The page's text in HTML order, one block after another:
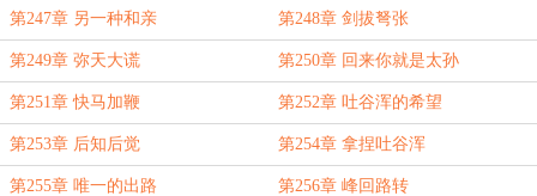
第247章 另一种和亲 第248章 剑拔弩张
第249章 弥天大谎 第250章 回来你就是太孙
第251章 快马加鞭 第252章 吐谷浑的希望
第253章 后知后觉 第254章 拿捏吐谷浑
第255章 唯一的出路 第256章 峰回路转